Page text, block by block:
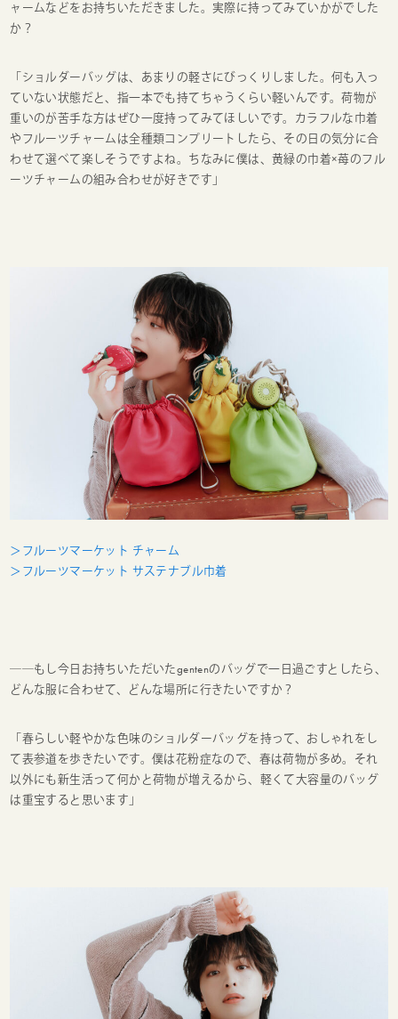
ャームなどをお持ちいただきました。実際に持ってみていかがでした
か？
「ショルダーバッグは、あまりの軽さにびっくりしました。何も入っ
ていない状態だと、指一本でも持てちゃうくらい軽いんです。荷物が
重いのが苦手な方はぜひ一度持ってみてほしいです。カラフルな巾着
やフルーツチャームは全種類コンプリートしたら、その日の気分に合
わせて選べて楽しそうですよね。ちなみに僕は、黄緑の巾着×苺のフル
ーツチャームの組み合わせが好きです」
＞フルーツマーケット チャーム
＞フルーツマーケット サステナブル巾着
──もし今日お持ちいただいたgentenのバッグで一日過ごすとしたら、
どんな服に合わせて、どんな場所に行きたいですか？
「春らしい軽やかな色味のショルダーバッグを持って、おしゃれをし
て表参道を歩きたいです。僕は花粉症なので、春は荷物が多め。それ
以外にも新生活って何かと荷物が増えるから、軽くて大容量のバッグ
は重宝すると思います」